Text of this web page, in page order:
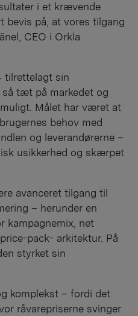
i et krævende
bevis på, at vores tilgang
CEO i Orkla
tilrettelagt sin
tæt på markedet og
Målet har været at
behov med
og leverandørerne –
usikkerhed og skærpet
avanceret tilgang til
– herunder en
kampagnemix, net
pack- arkitektur. På
styrket sin
komplekst – fordi det
råvarepriserne svinger